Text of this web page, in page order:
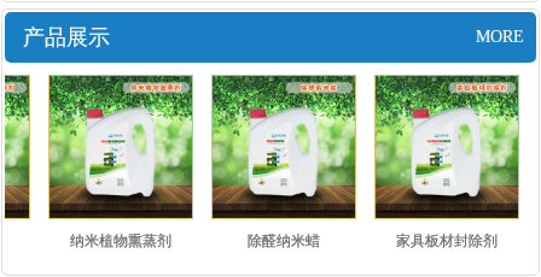
.. 报告.. 测报..
产品展示 MORE
纳米植物熏蒸剂 除醛纳米蜡 家具板材封除剂